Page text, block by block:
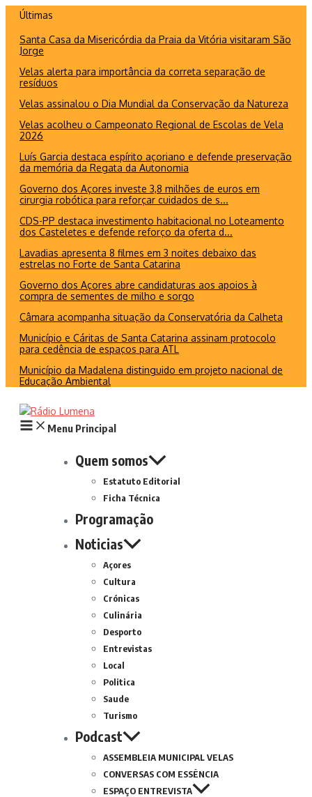
conteúdo
Últimas
Santa Casa da Misericórdia da Praia da Vitória visitaram São
Jorge
Velas alerta para importância da correta separação de
resíduos
Velas assinalou o Dia Mundial da Conservação da Natureza
Velas acolheu o Campeonato Regional de Escolas de Vela
2026
Luís Garcia destaca espírito açoriano e defende preservação
da memória da Regata da Autonomia
Governo dos Açores investe 3,8 milhões de euros em
cirurgia robótica para reforçar cuidados de s...
CDS-PP destaca investimento habitacional no Loteamento
dos Casteletes e defende reforço da oferta d...
Lavadias apresenta 8 filmes em 3 noites debaixo das
estrelas no Forte de Santa Catarina
Governo dos Açores abre candidaturas aos apoios à
compra de sementes de milho e sorgo
Câmara acompanha situação da Conservatória da Calheta
Município e Cáritas de Santa Catarina assinam protocolo
para cedência de espaços para ATL
Município da Madalena distinguido em projeto nacional de
Educação Ambiental
Menu Principal
Quem somos
Estatuto Editorial
Ficha Técnica
Programação
Noticias
Açores
Cultura
Crónicas
Culinária
Desporto
Entrevistas
Local
Politica
Saude
Turismo
Podcast
ASSEMBLEIA MUNICIPAL VELAS
CONVERSAS COM ESSÊNCIA
ESPAÇO ENTREVISTA